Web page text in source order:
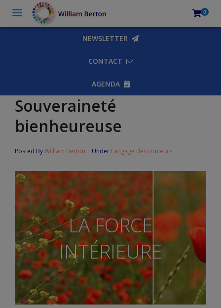
0
NEWSLETTER
CONTACT
AGENDA
Souveraineté
bienheureuse
Posted ByWilliam Berton Under Langage des couleurs
LA FORCE
INTÉRIEURE